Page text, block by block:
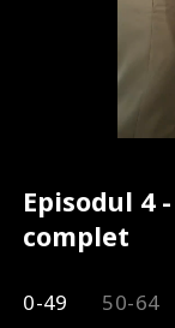
Episodul 4
complet
0-49 50-64